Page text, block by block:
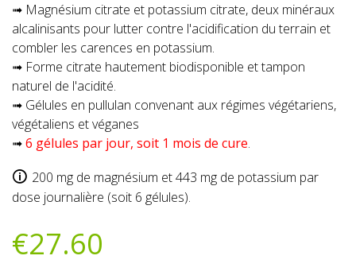
➟ Magnésium citrate et potassium citrate, deux minéraux
alcalinisants pour lutter contre l'acidification du terrain et
combler les carences en potassium.
➟ Forme citrate hautement biodisponible et tampon
naturel de l'acidité.
➟ Gélules en pullulan convenant aux régimes végétariens,
végétaliens et véganes
➟6 gélules par jour, soit 1 mois de cure.
200 mg de magnésium et 443 mg de potassium par
dose journalière (soit 6 gélules).
€27.60